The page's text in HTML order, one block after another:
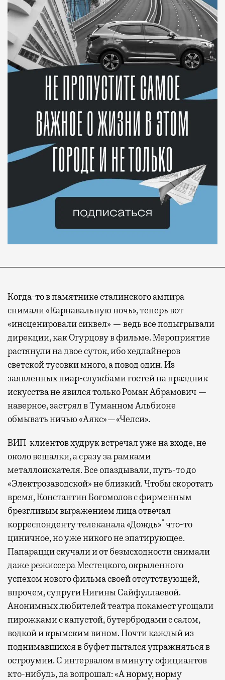
Когда-то в памятнике сталинского ампира
снимали «Карнавальную ночь», теперь вот
«инсценировали сиквел» — ведь все подыгрывали
дирекции, как Огурцову в фильме. Мероприятие
растянули на двое суток, ибо хедлайнеров
светской тусовки много, а повод один. Из
заявленных пиар-службами гостей на праздник
искусства не явился только Роман Абрамович —
наверное, застрял в Туманном Альбионе
обмывать ничью «Аякс»—«Челси».
ВИП-клиентов худрук встречал уже на входе, не
около вешалки, а сразу за рамками
металлоискателя. Все опаздывали, путь-то до
«Электрозаводской» не близкий. Чтобы скоротать
время, Константин Богомолов с фирменным
брезгливым выражением лица отвечал
корреспонденту телеканала «Дождь»*что-то
циничное, но уже никого не эпатирующее.
Папарацци скучали и от безысходности снимали
даже режиссера Местецкого, окрыленного
успехом нового фильма своей отсутствующей,
впрочем, супруги Нигины Сайфуллаевой.
Анонимных любителей театра покамест угощали
пирожками с капустой, бутербродами с салом,
водкой и крымским вином. Почти каждый из
поднимавшихся в буфет пытался упражняться в
остроумии. С интервалом в минуту официантов
кто-нибудь, да вопрошал: «А норму, норму